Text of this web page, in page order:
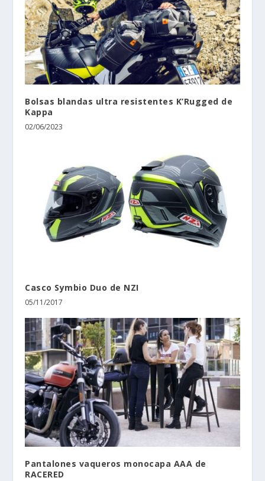
Bolsas blandas ultra resistentes K’Rugged de
Kappa
02/06/2023
Casco Symbio Duo de NZI
05/11/2017
Pantalones vaqueros monocapa AAA de
RACERED